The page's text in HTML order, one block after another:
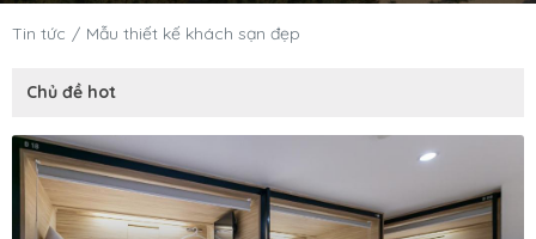
Tin tức Mẫu thiết kế khách sạn đẹp
Chủ đề hot